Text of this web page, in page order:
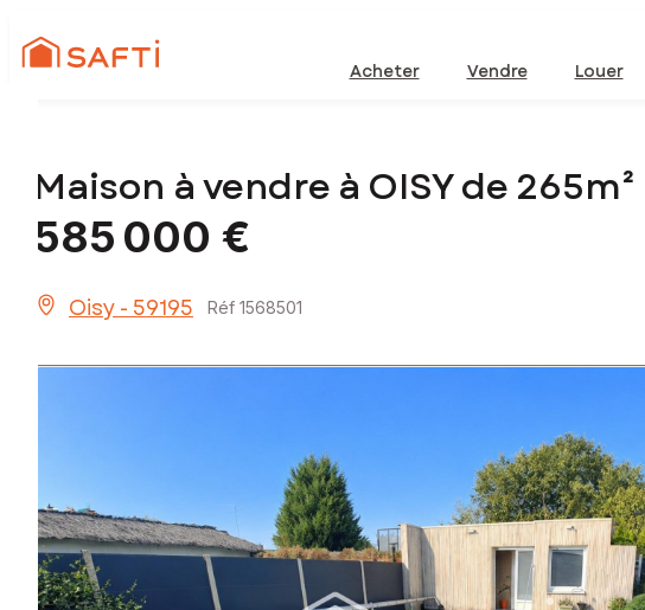
Acheter Vendre Louer
Maison à vendre à OISY de 265m²
585 000 €
Oisy - 59195 Réf 1568501